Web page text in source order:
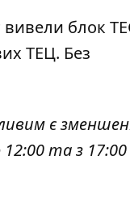
блок
ТЕЦ. Без
є
та з